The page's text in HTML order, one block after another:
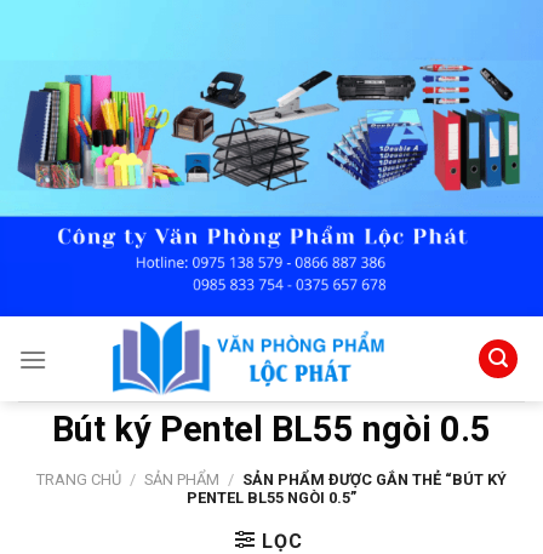
content
Bút ký Pentel BL55 ngòi 0.5
TRANG CHỦ / SẢN PHẨM / SẢN PHẨM ĐƯỢC GẮN THẺ “BÚT KÝ
PENTEL BL55 NGÒI 0.5”
LỌC